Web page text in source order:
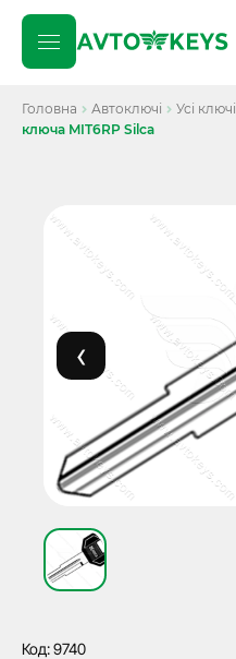
Головна Автоключі Усі ключі
ключа MIT6RP Silca
Код: 9740